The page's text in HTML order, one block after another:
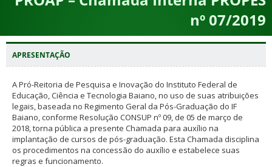
nº 07/2019
APRESENTAÇÃO
A Pró-Reitoria de Pesquisa e Inovação do Instituto Federal de
Educação, Ciência e Tecnologia Baiano, no uso de suas atribuições
legais, baseada no Regimento Geral da Pós-Graduação do IF
Baiano, conforme Resolução CONSUP nº 09, de 05 de março de
2018, torna pública a presente Chamada para auxílio na
implantação de cursos de pós-graduação. Esta Chamada disciplina
os procedimentos na concessão do auxílio e estabelece suas
regras e funcionamento.